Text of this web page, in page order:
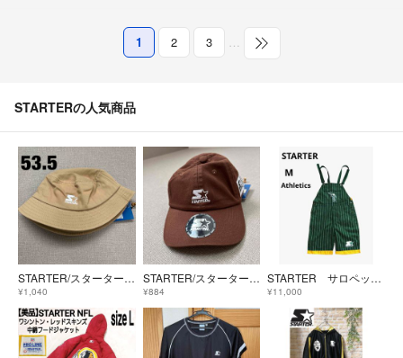
1 2 3 …
STARTERの人気商品
STARTER/スターター キッズ ハット
¥1,040
STARTER/スターター キッズ キャップ
¥884
STARTER サロペット(オーバーオール) M 90's アスレティックス
¥11,000